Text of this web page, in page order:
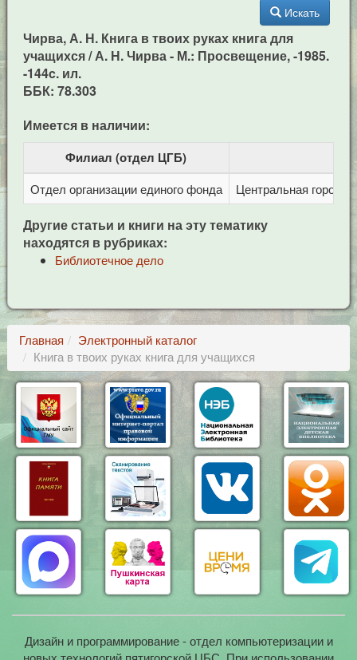
Искать
Чирва, А. Н. Книга в твоих руках книга для
учащихся / А. Н. Чирва - М.: Просвещение, -1985.
-144c. ил.
ББК: 78.303
Имеется в наличии:
Филиал (отдел ЦГБ)
Отдел организации единого фонда Центральная
Другие статьи и книги на эту тематику
находятся в рубриках:
Библиотечное дело
Главная
Электронный каталог
Книга в твоих руках книга для учащихся
Дизайн и программирование - отдел компьютеризации и